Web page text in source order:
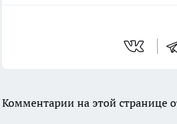
Комментарии на этой странице